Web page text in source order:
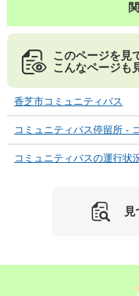
このページを見
こんなページも
香芝市コミュニティバス
コミュニティバス停留所 -
コミュニティバスの運行状